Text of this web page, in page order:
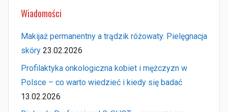
Wiadomości
Makijaż permanentny a trądzik różowaty. Pielęgnacja
skóry 23.02.2026
Profilaktyka onkologiczna kobiet i mężczyzn w
Polsce – co warto wiedzieć i kiedy się badać
13.02.2026